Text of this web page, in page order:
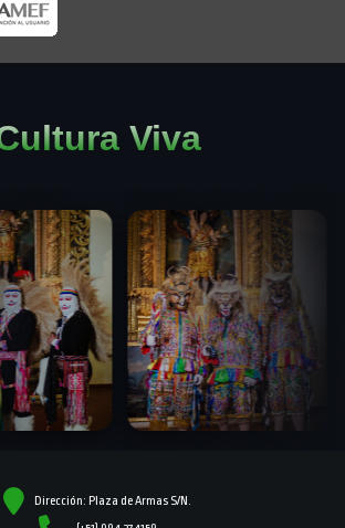
Viva
Dirección: Plaza de Armas S/N.